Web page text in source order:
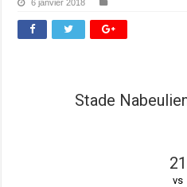
6 janvier 2018
Stade
21
vs